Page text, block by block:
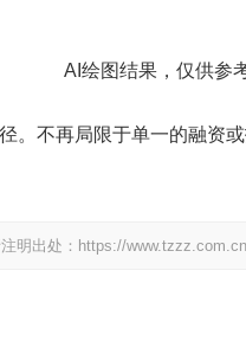
AI绘图结果，仅供参
。不再局限于单一的融资
明出处： https://